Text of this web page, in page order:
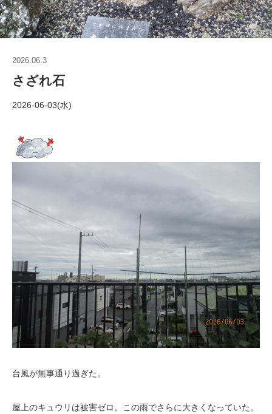
2026.06.3
さざれ石
2026-06-03(水)
台風が無事通り過ぎた。
屋上のキュウリは被害ゼロ。この雨でさらに大きくなっていた。